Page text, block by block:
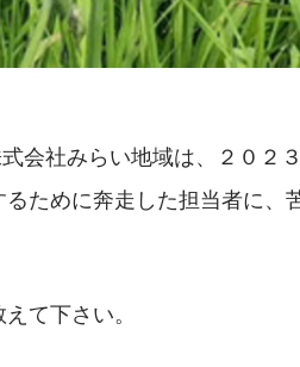
会社みらい地域は、２０２
ために奔走した担当者に、
て下さい。